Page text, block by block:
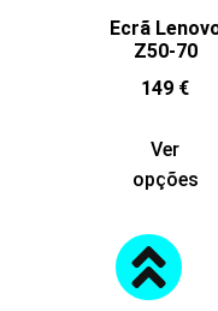
Ecrã
Z50-70
149 €
Ver
opções